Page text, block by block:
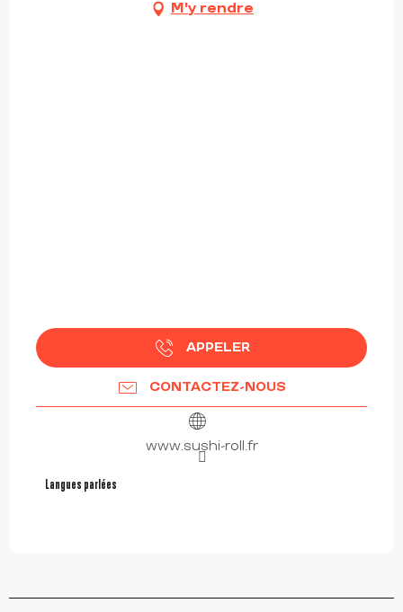
M'y rendre
APPELER
CONTACTEZ-NOUS
www.sushi-roll.fr
Langues parlées
Langues parlées